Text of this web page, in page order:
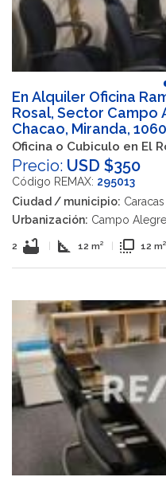
En Alquiler Oficina
Rosal, Sector Campo
Chacao, Miranda,
Oficina o Cubiculo en El
Precio: USD $350
Código REMAX: 295013
Ciudad / municipio:
Urbanización: Campo Alegre
2 bathtub square_foot 12 m² flip_to_front 12 m²